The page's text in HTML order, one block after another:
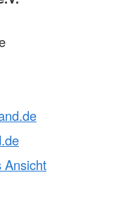
Ansicht